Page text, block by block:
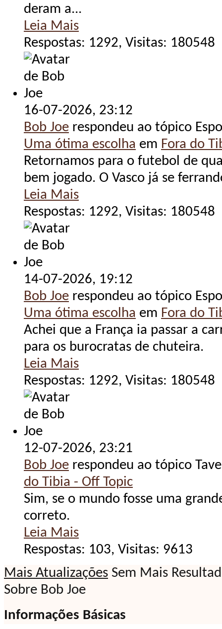
deram a...
Leia Mais
Respostas: 1292, Visitas: 180548
16-07-2026, 23:12
Bob Joe respondeu ao tópico
Uma ótima escolha em Fora do
Retornamos para o futebol de
bem jogado. O Vasco já se
Leia Mais
Respostas: 1292, Visitas: 180548
14-07-2026, 19:12
Bob Joe respondeu ao tópico
Uma ótima escolha em Fora do
Achei que a França ia passar a
para os burocratas de chuteira.
Leia Mais
Respostas: 1292, Visitas: 180548
12-07-2026, 23:21
Bob Joe respondeu ao tópico
do Tibia - Off Topic
Sim, se o mundo fosse uma
correto.
Leia Mais
Respostas: 103, Visitas: 9613
Mais Atualizações Sem Mais
Sobre Bob Joe
Informações Básicas